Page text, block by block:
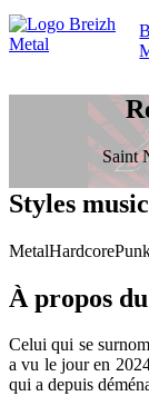
Saint
Styles
MetalHardcore
À propos
Celui qui se
a vu le jour en
qui a depuis